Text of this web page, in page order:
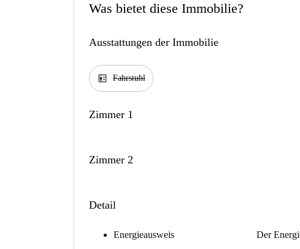
Was bietet diese Immobilie?
Ausstattungen der Immobilie
elevator Fahrstuhl
Zimmer 1
Zimmer 2
Detail
Energieausweis Der